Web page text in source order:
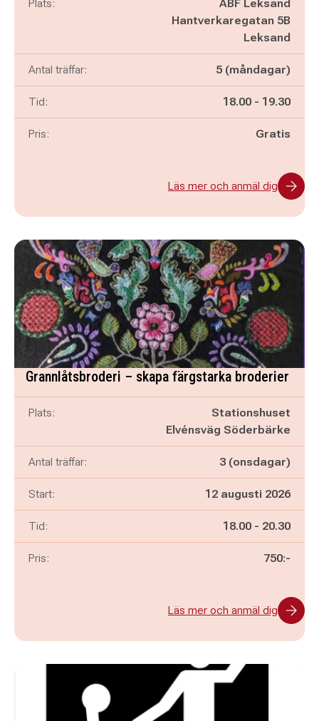
Plats:
ABF Leksand
Hantverkaregatan 5B
Leksand
Antal träffar: 5 (måndagar)
Tid: Pågår mellan
18.00 - och
19.30
Pris: Gratis
Läs mer och anmäl dig
Grannlåtsbroderi – skapa färgstarka broderier
Plats:
Stationshuset
Elvénsväg Söderbärke
Antal träffar: 3 (onsdagar)
Start: 12 augusti 2026
Tid: Pågår mellan
18.00 - och
20.30
Pris: 750:-
Läs mer och anmäl dig